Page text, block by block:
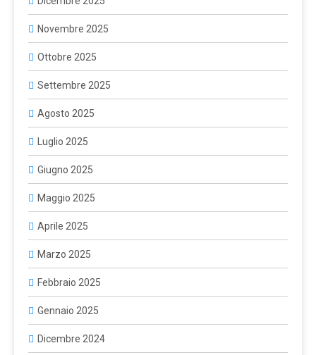
Novembre 2025
Ottobre 2025
Settembre 2025
Agosto 2025
Luglio 2025
Giugno 2025
Maggio 2025
Aprile 2025
Marzo 2025
Febbraio 2025
Gennaio 2025
Dicembre 2024